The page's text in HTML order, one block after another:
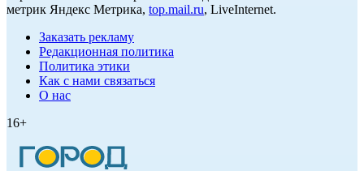
метрик Яндекс Метрика, top.mail.ru, LiveInternet.
Заказать рекламу
Редакционная политика
Политика этики
Как с нами связаться
О нас
16+